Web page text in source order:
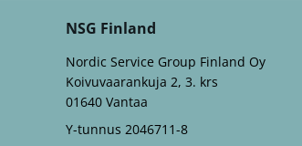
NSG Finland
Nordic Service Group Finland Oy
Koivuvaarankuja 2, 3. krs
01640 Vantaa
Y-tunnus 2046711-8